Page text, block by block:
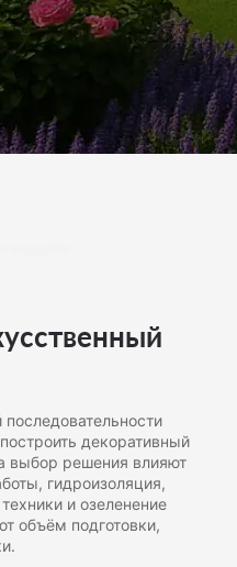
декоративный
выбор решения влияют
гидроизоляция,
и озеленение
объём подготовки,